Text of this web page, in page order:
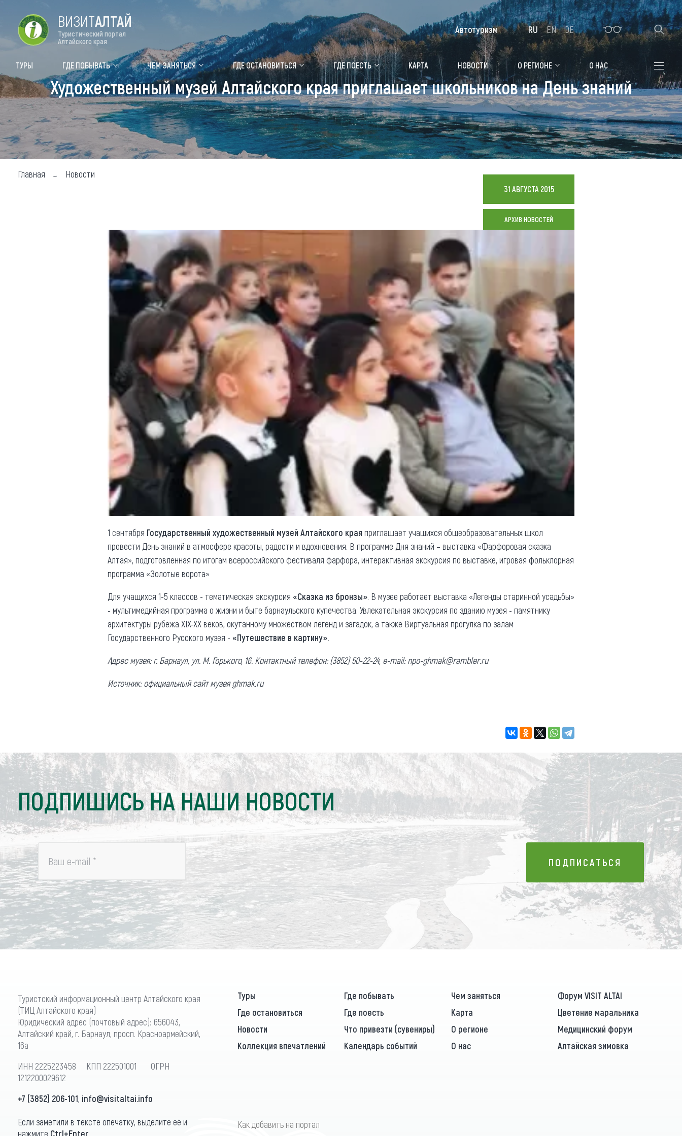
Цветение маральника Медицинский форум Алтайская зимовка
Туры Где побывать
Объекты природы
Объекты истории и культуры
Объекты развлечений
Чем заняться
Календарь событий
Аудиогид
Мой маршрут
Где остановиться
Санатории
Гостиницы, отели
Коттеджи, базы
Сельские усадьбы
Мотели, придорожные отели
Карта
Новости
Что привезти (сувениры)
Общая информация
Как добраться
Люди, прославившие Алтай
Карты и буклеты
Блог путешественника
Фотогалерея
Реестр туроператоров
Реестр туристических
агентств Алтайского края
Обращения граждан
Противодействие коррупции
ВИЗИТАЛТАЙ
Туристический портал
Алтайского края
ТУРЫ ГДЕ ПОБЫВАТЬ ЧЕМ ЗАНЯТЬСЯ ГДЕ ОСТАНОВИТЬСЯ ГДЕ ПОЕСТЬ КАРТА НОВОСТИ О РЕГИОНЕ О НАС
Автотуризм RU EN DE
Художественный музей Алтайского края приглашает школьников на День знаний
Главная Новости
31 АВГУСТА 2015
АРХИВ НОВОСТЕЙ
1 сентября Государственный художественный музей Алтайского края приглашает учащихся общеобразовательных школ
провести День знаний в атмосфере красоты, радости и вдохновения. В программе Дня знаний – выставка «Фарфоровая сказка
Алтая», подготовленная по итогам всероссийского фестиваля фарфора, интерактивная экскурсия по выставке, игровая фольклорная
программа «Золотые ворота»
Для учащихся 1-5 классов - тематическая экскурсия «Сказка из бронзы». В музее работает выставка «Легенды старинной усадьбы»
- мультимедийная программа о жизни и быте барнаульского купечества. Увлекательная экскурсия по зданию музея - памятнику
архитектуры рубежа ХIХ-ХХ веков, окутанному множеством легенд и загадок, а также Виртуальная прогулка по залам
Государственного Русского музея - «Путешествие в картину».
Адрес музея: г. Барнаул, ул. М. Горького, 16. Контактный телефон: (3852) 50-22-24, e-mail: npo-ghmak@rambler.ru
Источник: официальный сайт музея ghmak.ru
ПОДПИШИСЬ НА НАШИ НОВОСТИ
Ваш e-mail * ПОДПИСАТЬСЯ
ПОДПИСАТЬСЯ
Туристский информационный центр Алтайского края
(ТИЦ Алтайского края)
Юридический адрес (почтовый адрес): 656043,
Алтайский край, г. Барнаул, просп. Красноармейский,
16а
ИНН 2225223458 КПП 222501001 ОГРН
1212200029612
+7 (3852) 206-101, info@visitaltai.info
Если заметили в тексте опечатку, выделите её и
нажмите Ctrl+Enter
Туры Где побывать Чем заняться
Форум VISIT ALTAI
Где остановиться
Где поесть Карта
Цветение маральника
Новости
Что привезти (сувениры) О регионе
Медицинский форум
Коллекция впечатлений
Календарь событий О нас Алтайская зимовка
Как добавить на портал